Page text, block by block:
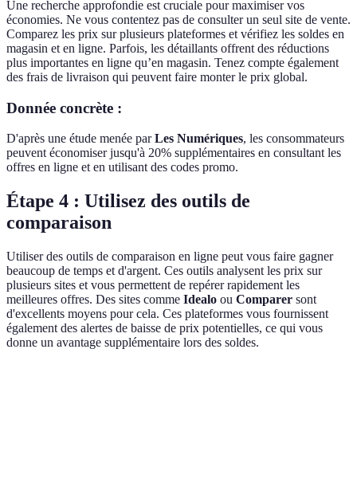
Une recherche approfondie est cruciale pour maximiser vos
économies. Ne vous contentez pas de consulter un seul site de vente.
Comparez les prix sur plusieurs plateformes et vérifiez les soldes en
magasin et en ligne. Parfois, les détaillants offrent des réductions
plus importantes en ligne qu’en magasin. Tenez compte également
des frais de livraison qui peuvent faire monter le prix global.
Donnée concrète :
D'après une étude menée parLes Numériques, les consommateurs
peuvent économiser jusqu'à 20% supplémentaires en consultant les
offres en ligne et en utilisant des codes promo.
Étape 4 : Utilisez des outils de
comparaison
Utiliser des outils de comparaison en ligne peut vous faire gagner
beaucoup de temps et d'argent. Ces outils analysent les prix sur
plusieurs sites et vous permettent de repérer rapidement les
meilleures offres. Des sites comme Idealo ou Comparer sont
d'excellents moyens pour cela. Ces plateformes vous fournissent
également des alertes de baisse de prix potentielles, ce qui vous
donne un avantage supplémentaire lors des soldes.